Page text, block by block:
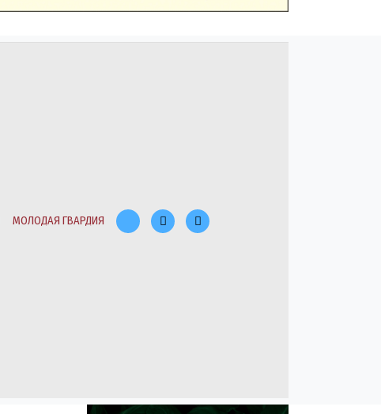
МОЛОДАЯ ГВАРДИЯ